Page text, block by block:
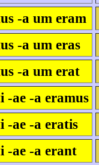
us -a um eram
us -a um eras
us -a um erat
i -ae -a eramus
i -ae -a eratis
i -ae -a erant